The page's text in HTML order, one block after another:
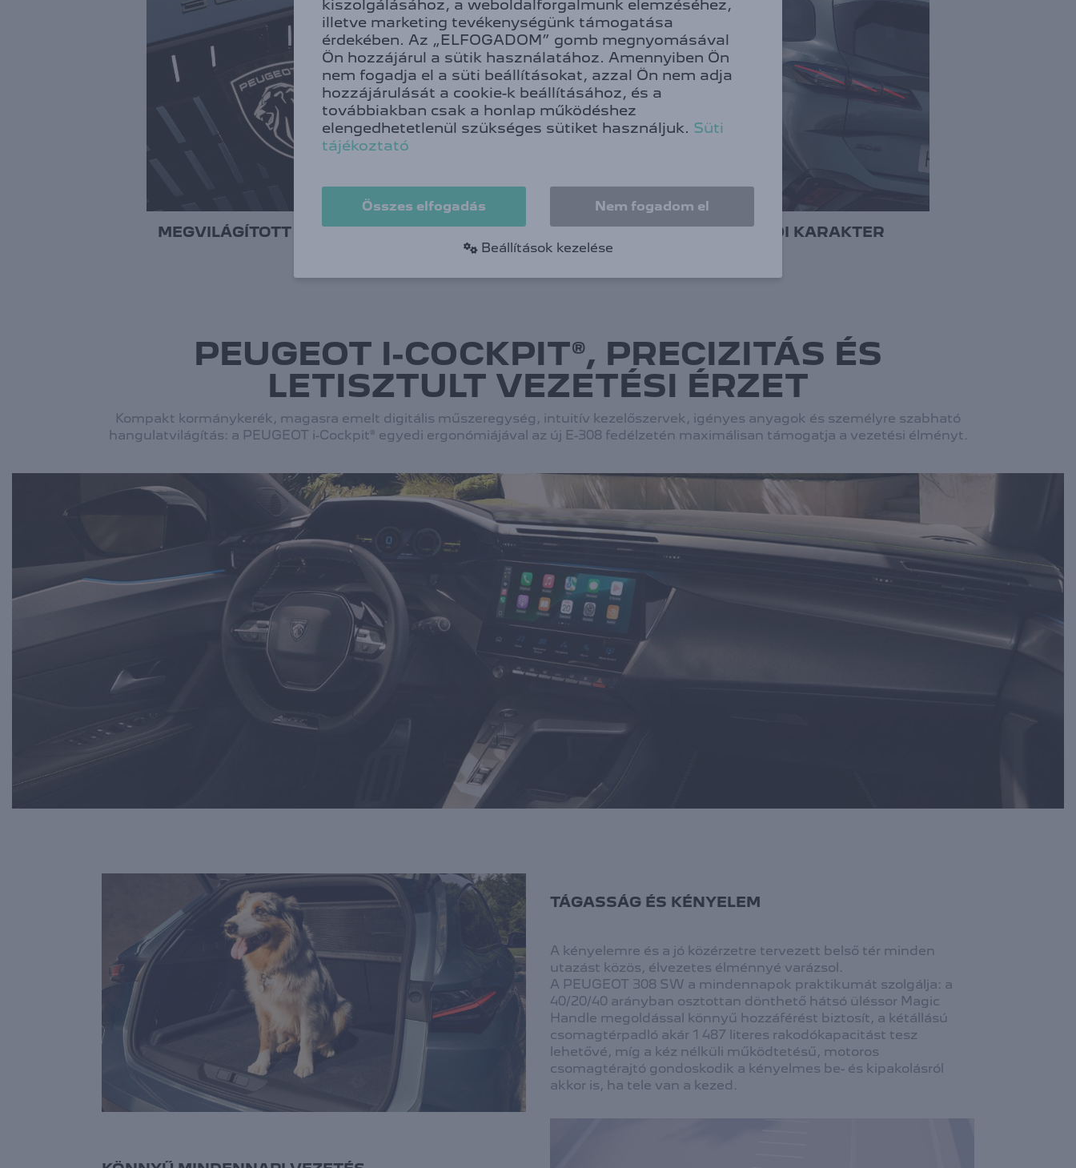
MEGVILÁGÍTOTT ORR-RÉSZ
MARKÁNS, LÁTVÁNYOS
MEGJELENÉS
EGYEDI KARAKTER
PEUGEOT I-COCKPIT®, PRECIZITÁS ÉS
LETISZTULT VEZETÉSI ÉRZET
Kompakt kormánykerék, magasra emelt digitális műszeregység, intuitív kezelőszervek, igényes anyagok és személyre szabható
hangulatvilágítás: a PEUGEOT i-Cockpit® egyedi ergonómiájával az új E-308 fedélzetén maximálisan támogatja a vezetési élményt.
TÁGASSÁG ÉS KÉNYELEM
A kényelemre és a jó közérzetre tervezett belső tér minden
utazást közös, élvezetes élménnyé varázsol.
A PEUGEOT 308 SW a mindennapok praktikumát szolgálja: a
40/20/40 arányban osztottan dönthető hátsó üléssor Magic
Handle megoldással könnyű hozzáférést biztosít, a kétállású
csomagtérpadló akár 1 487 literes rakodókapacitást tesz
lehetővé, míg a kéz nélküli működtetésű, motoros
csomagtérajtó gondoskodik a kényelmes be- és kipakolásról
akkor is, ha tele van a kezed.
kiszolgálásához, a weboldalforgalmunk elemzéséhez,
illetve marketing tevékenységünk támogatása
érdekében. Az „ELFOGADOM” gomb megnyomásával
Ön hozzájárul a sütik használatához. Amennyiben Ön
nem fogadja el a süti beállításokat, azzal Ön nem adja
hozzájárulását a cookie-k beállításához, és a
továbbiakban csak a honlap működéshez
elengedhetetlenül szükséges sütiket használjuk. Süti
tájékoztató
Összes elfogadás Nem fogadom el
Beállítások kezelése